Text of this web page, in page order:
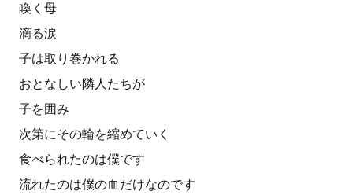
喚く母
滴る涙
子は取り巻かれる
おとなしい隣人たちが
子を囲み
次第にその輪を縮めていく
食べられたのは僕です
流れたのは僕の血だけなのです